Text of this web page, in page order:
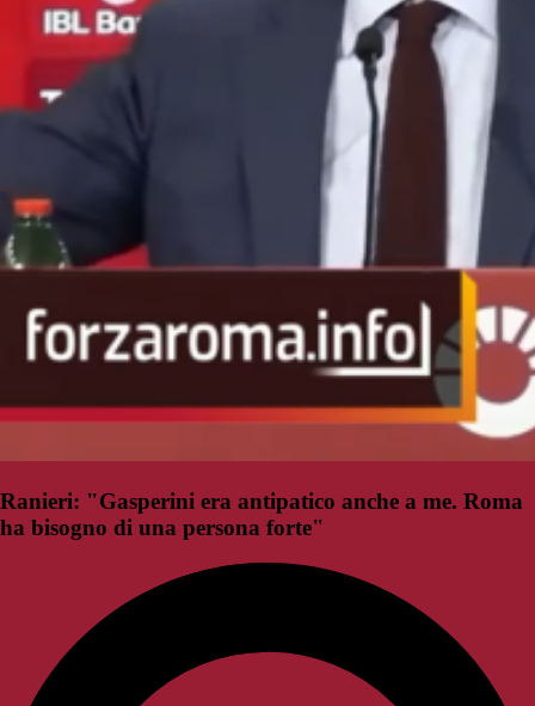
Ranieri: "Gasperini era antipatico anche a me. Roma
ha bisogno di una persona forte"